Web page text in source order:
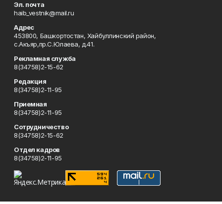
Эл. почта
haib_vestnik@mail.ru
Адрес
453800, Башкортостан, Хайбуллинский район,
с.Акъяр,пр.С.Юлаева, д.41.
Рекламная служба
8(34758)2-15-62
Редакция
8(34758)2-11-95
Приемная
8(34758)2-11-95
Сотрудничество
8(34758)2-15-62
Отдел кадров
8(34758)2-11-95